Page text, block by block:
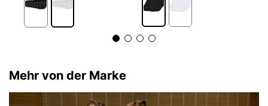
Mehr von der Marke